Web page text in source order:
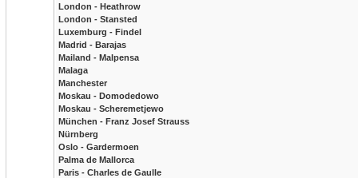
London - Heathrow
London - Stansted
Luxemburg - Findel
Madrid - Barajas
Mailand - Malpensa
Malaga
Manchester
Moskau - Domodedowo
Moskau - Scheremetjewo
München - Franz Josef Strauss
Nürnberg
Oslo - Gardermoen
Palma de Mallorca
Paris - Charles de Gaulle